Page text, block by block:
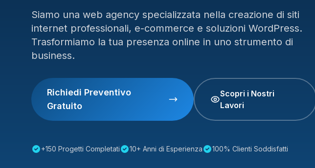
Siamo una web agency specializzata nella creazione di siti
internet professionali, e-commerce e soluzioni WordPress.
Trasformiamo la tua presenza online in uno strumento di
business.
Richiedi Preventivo
Gratuito
Scopri i Nostri
Lavori
+150 Progetti Completati 10+ Anni di Esperienza 100% Clienti Soddisfatti